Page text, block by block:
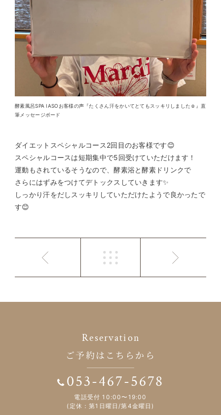
酵素風呂SPA IASOお客様の声『たくさん汗をかいてとてもスッキリしました☺️』直
筆メッセージボード
ダイエットスペシャルコース2回目のお客様です😊
スペシャルコースは短期集中で5回受けていただけます！
運動もされているそうなので、酵素浴と酵素ドリンクで
さらにはずみをつけてデトックスしていきます✨
しっかり汗をだしスッキリしていただけたようで良かったで
す😊
Reservation
ご予約はこちらから
053-467-5678
電話受付 10:00〜19:00
(定休：第1日曜日/第4金曜日)